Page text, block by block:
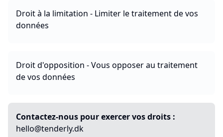
Droit à la limitation - Limiter le traitement de vos
données
Droit d'opposition - Vous opposer au traitement
de vos données
Contactez-nous pour exercer vos droits :
hello@tenderly.dk